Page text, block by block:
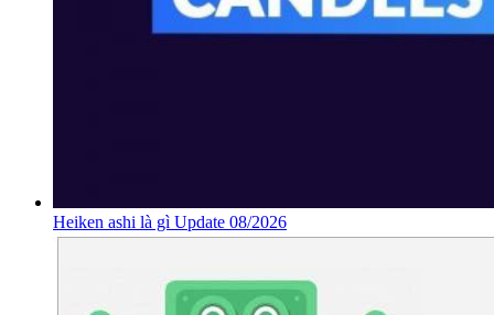
Heiken ashi là gì Update 08/2026